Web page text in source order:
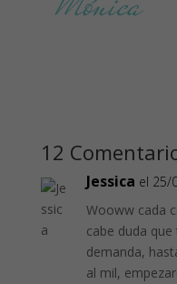
12
Jessica el 25/
Wooww cada
cabe duda
demanda,
al mil,